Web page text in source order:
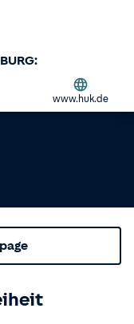
www.huk.de